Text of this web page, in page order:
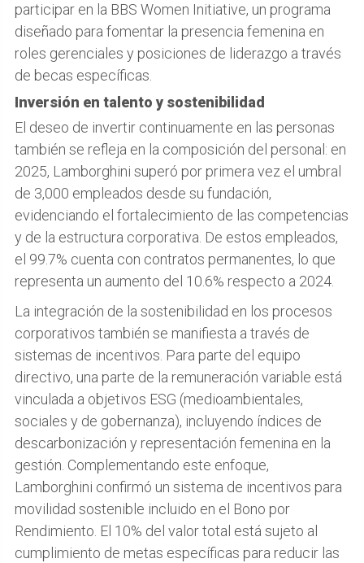
participar en la BBS Women Initiative, un programa
diseñado para fomentar la presencia femenina en
roles gerenciales y posiciones de liderazgo a través
de becas específicas.
Inversión en talento y sostenibilidad
El deseo de invertir continuamente en las personas
también se refleja en la composición del personal: en
2025, Lamborghini superó por primera vez el umbral
de 3,000 empleados desde su fundación,
evidenciando el fortalecimiento de las competencias
y de la estructura corporativa. De estos empleados,
el 99.7% cuenta con contratos permanentes, lo que
representa un aumento del 10.6% respecto a 2024.
La integración de la sostenibilidad en los procesos
corporativos también se manifiesta a través de
sistemas de incentivos. Para parte del equipo
directivo, una parte de la remuneración variable está
vinculada a objetivos ESG (medioambientales,
sociales y de gobernanza), incluyendo índices de
descarbonización y representación femenina en la
gestión. Complementando este enfoque,
Lamborghini confirmó un sistema de incentivos para
movilidad sostenible incluido en el Bono por
Rendimiento. El 10% del valor total está sujeto al
cumplimiento de metas específicas para reducir las